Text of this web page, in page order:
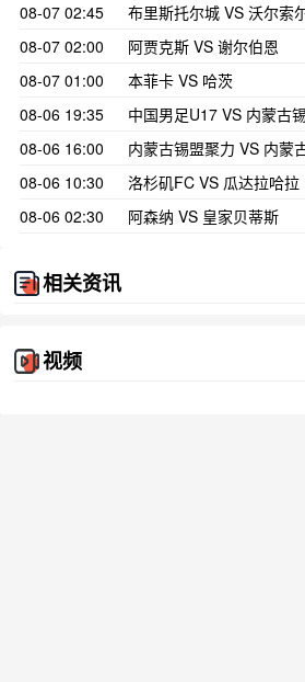
08-07 02:45
布里斯托尔城 VS 沃尔索
08-07 02:00
阿贾克斯 VS 谢尔伯恩
08-07 01:00
本菲卡 VS 哈茨
08-06 19:35
中国男足U17 VS 内蒙古
08-06 16:00
内蒙古锡盟聚力 VS 内蒙
08-06 10:30
洛杉矶FC VS 瓜达拉哈拉
08-06 02:30
阿森纳 VS 皇家贝蒂斯
相关资讯
视频